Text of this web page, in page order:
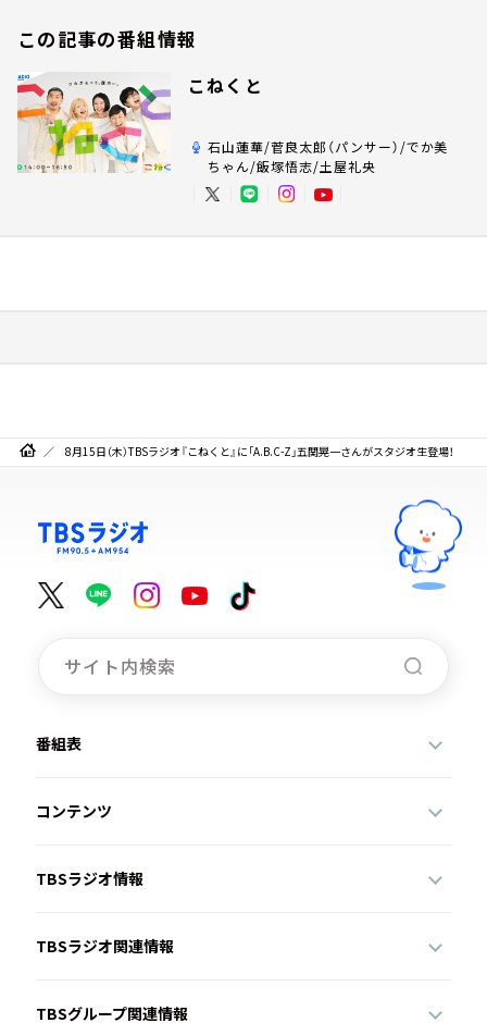
この記事の番組情報
こねくと
石山蓮華/菅良太郎（パンサー）/でか美
ちゃん/飯塚悟志/土屋礼央
8月15日（木）TBSラジオ『こねくと』に「A.B.C-Z」五関晃一さんがスタジオ生登場！
番組表
コンテンツ
TBSラジオ情報
TBSラジオ関連情報
TBSグループ関連情報